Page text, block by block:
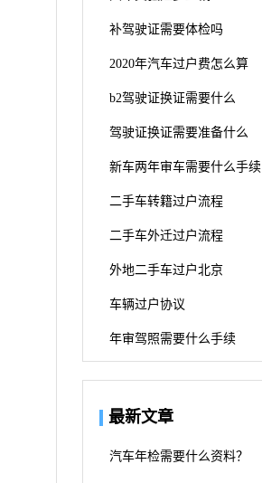
补驾驶证需要体检吗
2020年汽车过户费怎么算
b2驾驶证换证需要什么
驾驶证换证需要准备什么
新车两年审车需要什么手续
二手车转籍过户流程
二手车外迁过户流程
外地二手车过户北京
车辆过户协议
年审驾照需要什么手续
最新文章
汽车年检需要什么资料？